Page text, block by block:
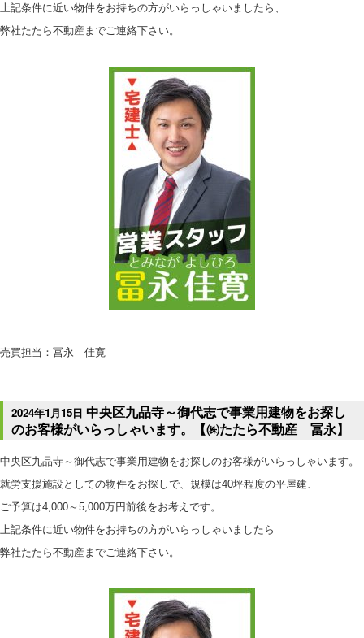
上記条件に近い物件をお持ちの方がいらっしゃいましたら、
弊社たたら不動産までご連絡下さい。
売買担当：冨永 佳寛
2024年1月15日 中央区九品寺～御代志で事業用建物をお探し
のお客様がいらっしゃいます。【㈱たたら不動産 冨永】
中央区九品寺～御代志で事業用建物をお探しのお客様がいらっしゃいます。
就労支援施設としての物件をお探しで、規模は40坪程度の平屋建、
ご予算は4,000～5,000万円前後をお考えです。
上記条件に近い物件をお持ちの方がいらっしゃいましたら
弊社たたら不動産までご連絡下さい。